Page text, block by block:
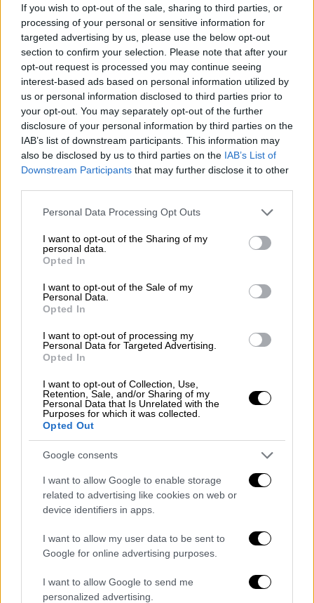
If you wish to opt-out of the sale, sharing to third parties, or
processing of your personal or sensitive information for
targeted advertising by us, please use the below opt-out
section to confirm your selection. Please note that after your
opt-out request is processed you may continue seeing
interest-based ads based on personal information utilized by
us or personal information disclosed to third parties prior to
your opt-out. You may separately opt-out of the further
disclosure of your personal information by third parties on the
IAB’s list of downstream participants. This information may
also be disclosed by us to third parties on the IAB’s List of
Downstream Participants that may further disclose it to other
Please note that this website/app uses one or more Google
not limited to your visit or usage behaviour. You may click to
grant or deny consent to Google and its third-party tags to
use your data for below specified purposes in below Google
consent section.
Personal Data Processing Opt Outs
I want to opt-out of the Sharing of my
personal data.
Opted In
I want to opt-out of the Sale of my
Personal Data.
Opted In
I want to opt-out of processing my
Personal Data for Targeted Advertising.
Opted In
I want to opt-out of Collection, Use,
Retention, Sale, and/or Sharing of my
Personal Data that Is Unrelated with the
Purposes for which it was collected.
Opted Out
Google consents
I want to allow Google to enable storage
related to advertising like cookies on web or
device identifiers in apps.
I want to allow my user data to be sent to
Google for online advertising purposes.
I want to allow Google to send me
personalized advertising.
φοιτητές Ιατρικής
Τον έλεγαν Γιόζεφ Ρούντολφ Μένγκελε,
αλλά όλοι τον γνώριζαν με το ειδεχθές
προσωνύμιό του: Άγγελος του Θανάτου του
Άουσβιτς!
ΑΛΛΑ #TAGS
Ναζί
ειδήσεις τώρα
Εγκληματίες Πολέμου
Ρούντολφ Ες
ταινία
Β' Παγκόσμιος Πόλεμος
Άουσβιτς
POPULAR VIDEOS
Κεντρικό δελτίο ειδήσεων 06/08/2026